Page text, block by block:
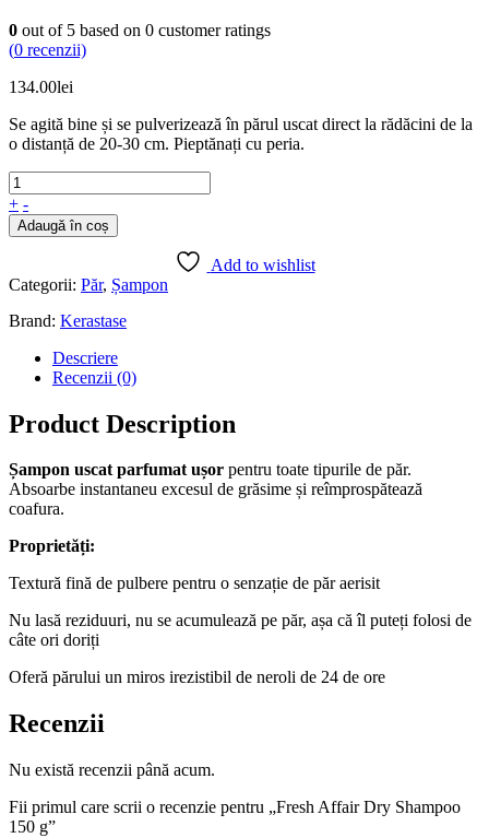
0 out of 5 based on 0 customer ratings
(0 recenzii)
134.00lei
Se agită bine și se pulverizează în părul uscat direct la rădăcini de la
o distanță de 20-30 cm. Pieptănați cu peria.
+ -
Adaugă în coș
Add to wishlist
Categorii: Păr, Șampon
Brand: Kerastase
Descriere
Recenzii (0)
Product Description
Șampon uscat parfumat ușor pentru toate tipurile de păr.
Absoarbe instantaneu excesul de grăsime și reîmprospătează
coafura.
Proprietăți:
Textură fină de pulbere pentru o senzație de păr aerisit
Nu lasă reziduuri, nu se acumulează pe păr, așa că îl puteți folosi de
câte ori doriți
Oferă părului un miros irezistibil de neroli de 24 de ore
Recenzii
Nu există recenzii până acum.
Fii primul care scrii o recenzie pentru „Fresh Affair Dry Shampoo
150 g”